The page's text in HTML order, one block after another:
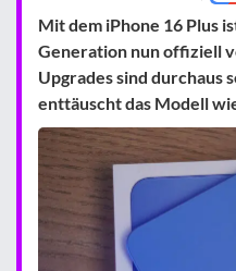
Mit dem iPhone 16 Plus
Generation nun offiziell
Upgrades sind durchaus
enttäuscht das Modell